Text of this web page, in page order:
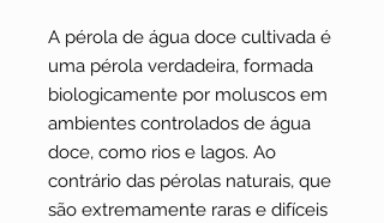
A pérola de água doce cultivada é
uma pérola verdadeira, formada
biologicamente por moluscos em
ambientes controlados de água
doce, como rios e lagos. Ao
contrário das pérolas naturais, que
são extremamente raras e difíceis